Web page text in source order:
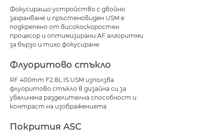
Фокусиращо устройство с двойно
захранване и пръстеновиден USM е
подкрепено от високоскоростен
процесор и оптимизирани AF алгоритми
за бързо и тихо фокусиране
Флуоритово стъкло
RF 400mm F2.8L IS USM използва
флуоритово стъкло в дизайна си за
увеличена разделителна способност и
контраст на изображенията
Покрития ASC